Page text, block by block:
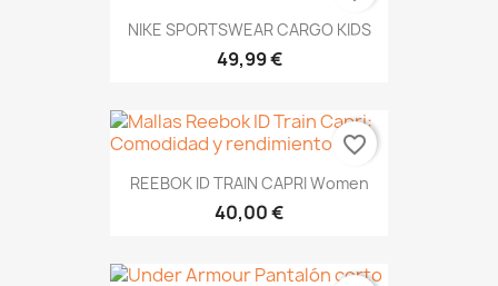
NIKE SPORTSWEAR CARGO KIDS
49,99 €
REEBOK ID TRAIN CAPRI Women
40,00 €
favorite_border